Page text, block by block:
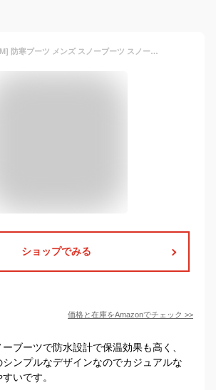
[NEARDREAM] 防寒ブーツ メンズ スノーブーツ スノーシューズ 防水 冬用 雪靴 暖かい ボア 裏起毛 winter snow boots for men おしゃれ
ショップでみる
価格と在庫をAmazonでチェック >>
ブーツで防水設計で保温効果も高く、
ンプルなデザインなのでカジュアルな
いです。